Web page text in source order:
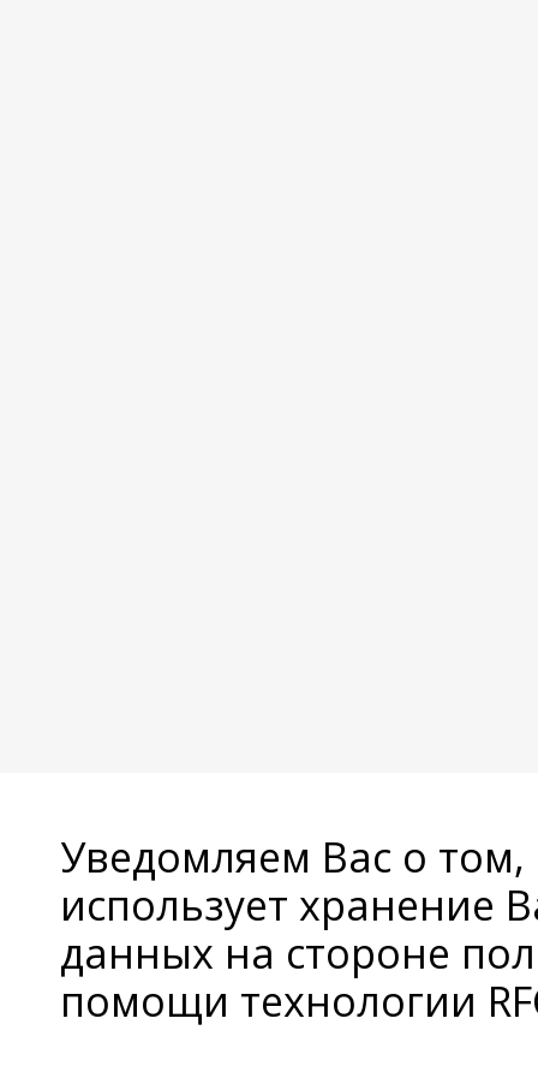
Уведомляем Вас о
использует хранение
данных на стороне
помощи технологии